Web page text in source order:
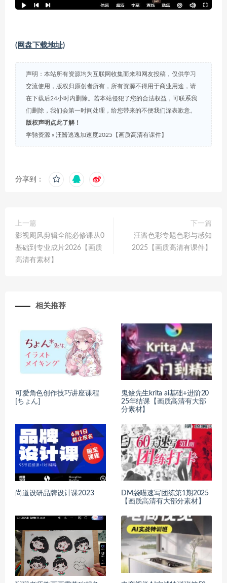
(网盘下载地址)
声明：本站所有资源均为互联网收集而来和网友投稿，仅供学习
交流使用，版权归原创者所有，所有资源不得用于商业用途，请
在下载后24小时内删除。若本站侵犯了您的合法权益，可联系我
们删除，我们会第一时间处理，给您带来的不便我们深表歉意。
版权声明点此了解！
学驰资源 » 汪酱逃逸加速度2025【画质高清有课件】
分享到：
上一篇
影视飓风剪辑全能必修课从0
基础到专业成片2026【画质
高清有素材】
下一篇
汪酱色彩专题色彩与感知
2025【画质高清有课件】
相关推荐
可爱角色创作技巧讲座课程
[ちょん]
鬼鲛先生krita ai基础+进阶20
25年结课【画质高清有大部
分素材】
尚道设研品牌设计课2023
DM袋喵速写团练第1期2025
【画质高清有大部分素材】